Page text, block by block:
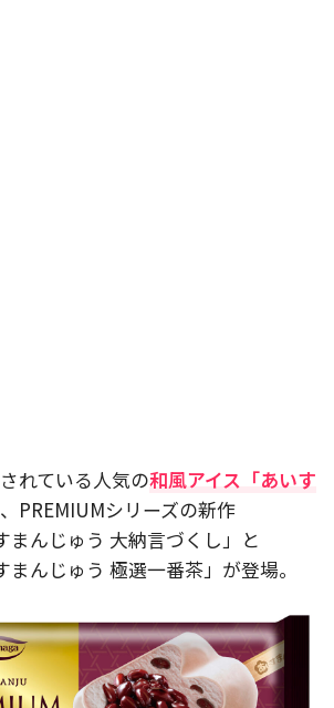
れている人気の和風アイス「あいす
PREMIUMシリーズの新作
まんじゅう 大納言づくし」と
まんじゅう 極選一番茶」が登場。